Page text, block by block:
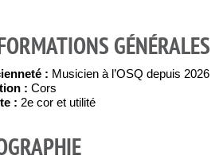
GÉNÉRALES
: Musicien à l’OSQ depuis 2026
: Cors
: 2e cor et utilité